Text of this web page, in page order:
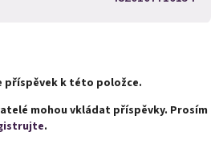
příspěvek k této položce.
mohou vkládat příspěvky. Prosím
.